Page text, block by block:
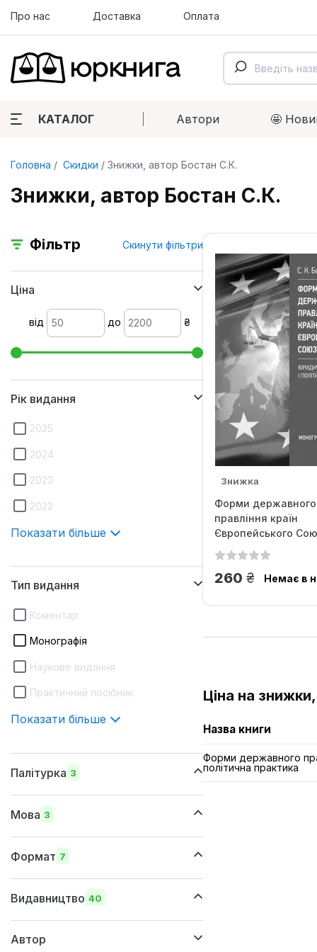
Про нас Доставка Оплата
КАТАЛОГ Автори 🤩
Головна Скидки Знижки, автор Бостан С.К.
Знижки, автор Бостан С.К.
Фільтр Скинути фільтри
Ціна
від до ₴
Рік видання
2025
2024
2023
2022
Показати більше
Тип видання
Коментар
Монографія
Наукове видання
Практичний посібник
Показати більше
Палітурка 3
м'яка
тверда
Мова 3
українська
англійська
Формат 7
205x290 мм
150x205 мм
Видавництво 40
Автор
Знижка
Форми державного
правління країн
Європейського
юридичні моделі і...
260 грн.Немає в
Ціна на
Назва книги
Форми державного
політична практика